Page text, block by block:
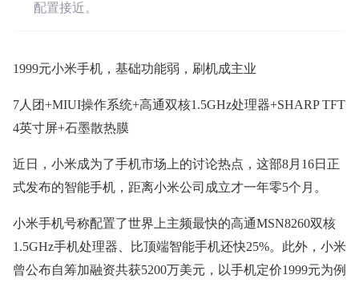
配置接近。
1999元小米手机，基础功能弱，刷机成主业
7人团+MIUI操作系统+高通双核1.5GHz处理器+SHARP TFT
4英寸屏+石墨散热膜
近日，小米成为了手机市场上的讨论热点，这部8月16日正
式发布的智能手机，距离小米公司成立才一年零5个月。
小米手机号称配置了世界上主频最快的高通MSN8260双核
1.5GHz手机处理器、比顶端智能手机还快25%。此外，小米
曾公布自筹加融资共获5200万美元，以手机定价1999元为例